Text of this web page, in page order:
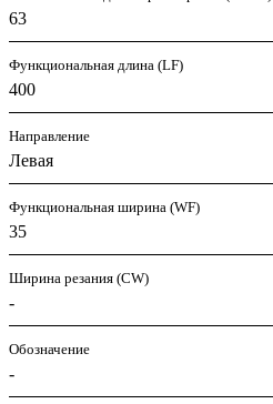
63
Функциональная длина (LF)
400
Направление
Левая
Функциональная ширина (WF)
35
Ширина резания (CW)
-
Обозначение
-